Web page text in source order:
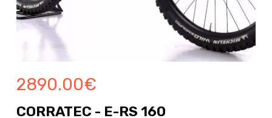
2890.00€
CORRATEC - E-RS 160